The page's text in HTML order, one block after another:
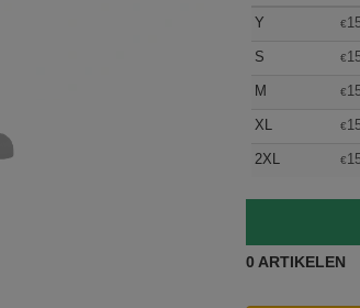
Y €
S €
M €
XL €
2XL €
0 ARTIKELEN